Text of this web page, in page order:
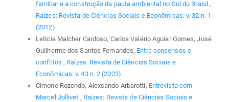
familiar e a construção da pauta ambiental no Sul do Brasil ,
Raízes: Revista de Ciências Sociais e Econômicas: v. 32 n. 1
(2012)
Letícia Malcher Cardoso, Carlos Valério Aguiar Gomes, José
Guilherme dos Santos Fernandes, Entre consensos e
conflitos , Raízes: Revista de Ciências Sociais e
Econômicas: v. 43 n. 2 (2023)
Cimone Rozendo, Alexsando Arbarotti, Entrevista com
Marcel Jollivet , Raízes: Revista de Ciências Sociais e